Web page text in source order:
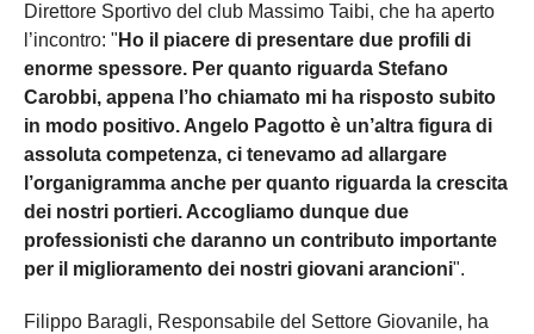
Direttore Sportivo del club Massimo Taibi, che ha aperto
l’incontro: " Ho il piacere di presentare due profili di
enorme spessore. Per quanto riguarda Stefano
Carobbi, appena l’ho chiamato mi ha risposto subito
in modo positivo. Angelo Pagotto è un’altra figura di
assoluta competenza, ci tenevamo ad allargare
l’organigramma anche per quanto riguarda la crescita
dei nostri portieri. Accogliamo dunque due
professionisti che daranno un contributo importante
per il miglioramento dei nostri giovani arancioni".
Filippo Baragli, Responsabile del Settore Giovanile, ha